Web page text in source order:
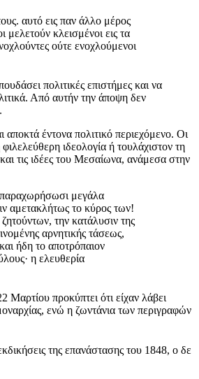
αυτό εις παν άλλο μέρος
κλεισμένοι εις τα
ούτε ενοχλούμενοι
πολιτικές επιστήμες και να
Από αυτήν την άποψη δεν
έντονα πολιτικό περιεχόμενο. Οι
ιδεολογία ή τουλάχιστον τη
τις ιδέες του Μεσαίωνα, ανάμεσα στην
παραχωρήσωσι μεγάλα
αμετακλήτως το κύρος των!
την κατάλυσιν της
αρνητικής τάσεως,
ήδη το αποτρόπαιον
η ελευθερία
προκύπτει ότι είχαν λάβει
ενώ η ζωντάνια των περιγραφών
της επανάστασης του 1848, ο δε